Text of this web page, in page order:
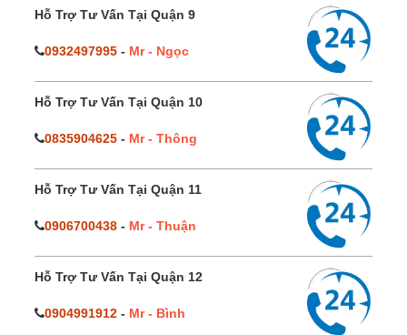
Hỗ Trợ Tư Vấn Tại Quận 9
0932497995 - Mr - Ngọc
Hỗ Trợ Tư Vấn Tại Quận 10
0835904625 - Mr - Thông
Hỗ Trợ Tư Vấn Tại Quận 11
0906700438 - Mr - Thuận
Hỗ Trợ Tư Vấn Tại Quận 12
0904991912 - Mr - Bình